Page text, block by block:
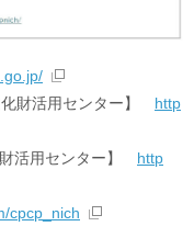
財活用センター】 http
活用センター】 http
cpcp_nich